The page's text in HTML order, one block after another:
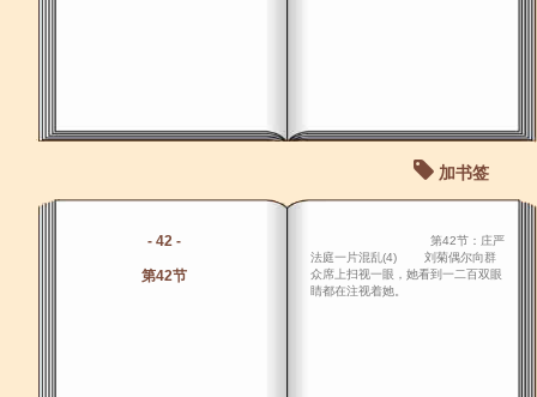
加书签
- 42 -
第42节
第42节：庄严
法庭一片混乱(4) 刘菊偶尔向群
众席上扫视一眼，她看到一二百双眼
睛都在注视着她。